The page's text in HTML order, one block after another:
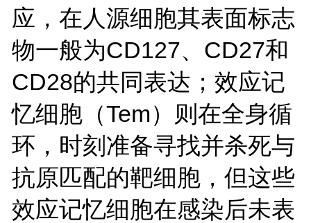
应，在人源细胞其表面标志
物一般为CD127、CD27和
CD28的共同表达；效应记
忆细胞（Tem）则在全身循
环，时刻准备寻找并杀死与
抗原匹配的靶细胞，但这些
效应记忆细胞在感染后未表